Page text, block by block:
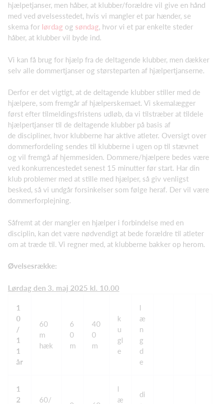
hjælpetjanser, men håber, at klubber/forældre vil give en hånd
med ved øvelsesstedet, hvis vi mangler et par hænder, se
skema for lørdag og søndag, hvor vi et par enkelte steder
håber, at klubber vil byde ind.
Vi kan få brug for hjælp fra de deltagende klubber, men dækker
selv alle dommertjanser og størsteparten af hjælpertjanserne.
Derfor er det vigtigt, at de deltagende klubber stiller med de
hjælpere, som fremgår af hjælperskemaet. Vi skemalægger
først efter tilmeldingsfristens udløb, da vi tilstræber at tildele
hjælpertjanser til de deltagende klubber på basis af
de discipliner, hvor klubberne har aktive atleter. Oversigt over
dommerfordeling sendes til klubberne i ugen op til stævnet
og vil fremgå af hjemmesiden. Dommere/hjælpere bedes være
ved konkurrencestedet senest 15 minutter før start. Har din
klub problemer med at stille med hjælper, så giv venligst
besked, så vi undgår forsinkelser som følge heraf. Der vil være
dommerforplejning.
Såfremt at der mangler en hjælper i forbindelse med en
disciplin, kan det være nødvendigt at bede forældre til atleter
om at træde til. Vi regner med, at klubberne bakker op herom.
Øvelsesrække:
Lørdag den 3. maj 2025 kl. 10.00
1
0
/
1
1
år
60
m
hæk
6
0
m
40
0
m
k
u
gl
e
l
æ
n
g
d
e
1
2
60/
l
æ
di